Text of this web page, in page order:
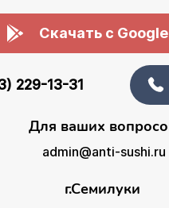
Скачать с
229-13-31
Для ваших
admin@anti-sushi.ru
г.Семилуки